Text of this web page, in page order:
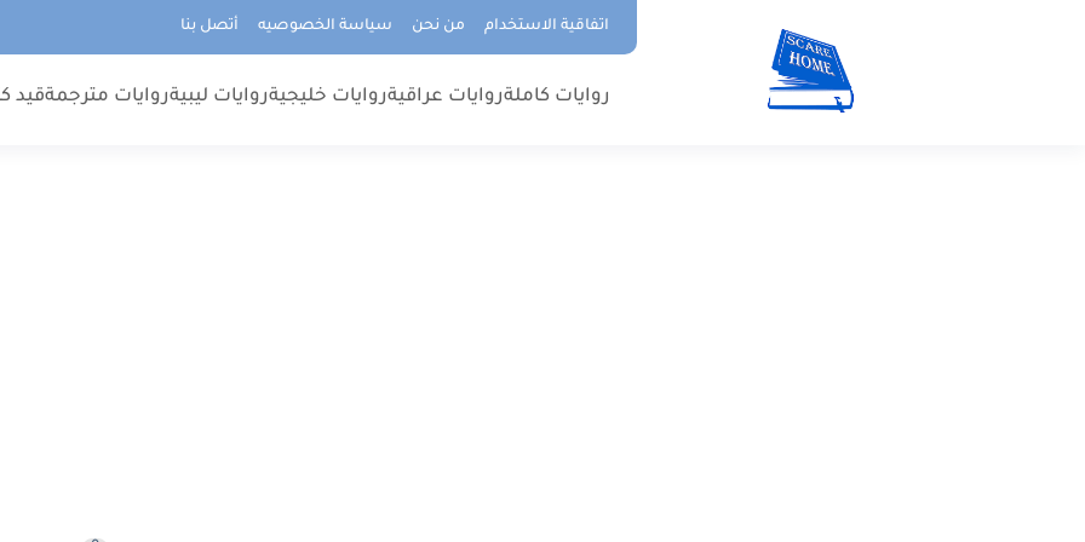
اتفاقية الاستخدام من نحن سياسة الخصوصيه أتصل بنا
روايات كاملةروايات عراقيةروايات خليجيةروايات ليبيةروايات مترجمةقيد